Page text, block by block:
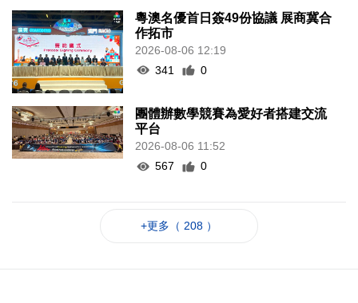
粵澳名優首日簽49份協議 展商冀合
作拓市
2026-08-06 12:19
341
0
團體辦數學競賽為愛好者搭建交流
平台
2026-08-06 11:52
567
0
+更多（ 208 ）